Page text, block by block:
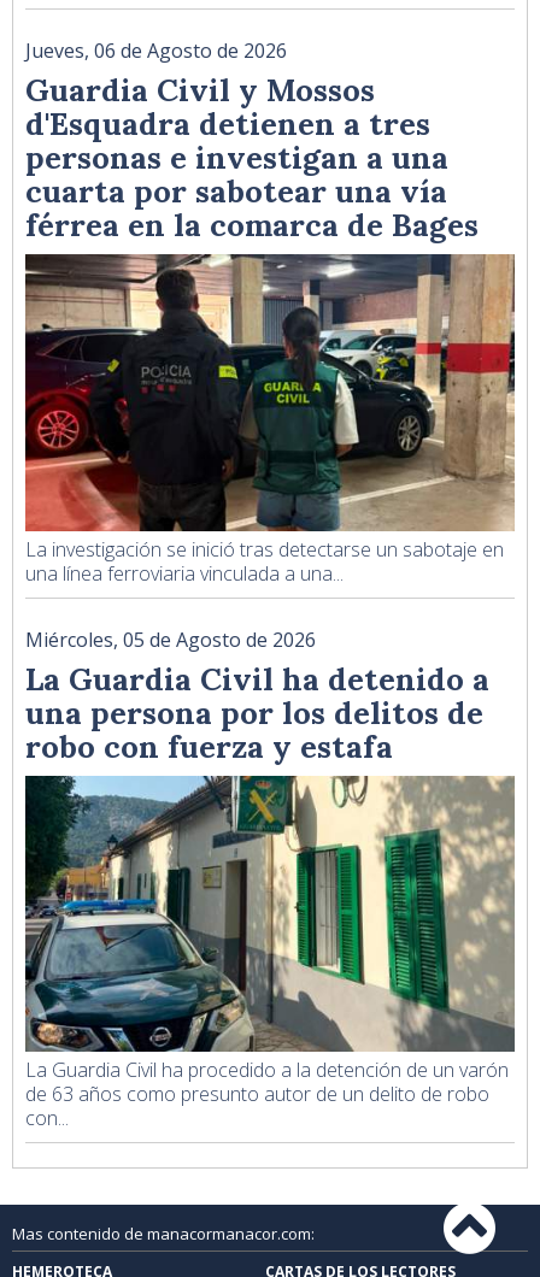
Jueves, 06 de Agosto de 2026
Guardia Civil y Mossos
d'Esquadra detienen a tres
personas e investigan a una
cuarta por sabotear una vía
férrea en la comarca de Bages
La investigación se inició tras detectarse un sabotaje en
una línea ferroviaria vinculada a una...
Miércoles, 05 de Agosto de 2026
La Guardia Civil ha detenido a
una persona por los delitos de
robo con fuerza y estafa
La Guardia Civil ha procedido a la detención de un varón
de 63 años como presunto autor de un delito de robo
con...
Mas contenido de manacormanacor.com:
HEMEROTECA CARTAS DE LOS LECTORES